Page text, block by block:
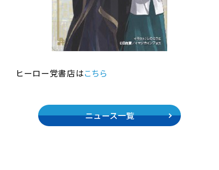
ヒーロー党書店はこちら
ニュース一覧